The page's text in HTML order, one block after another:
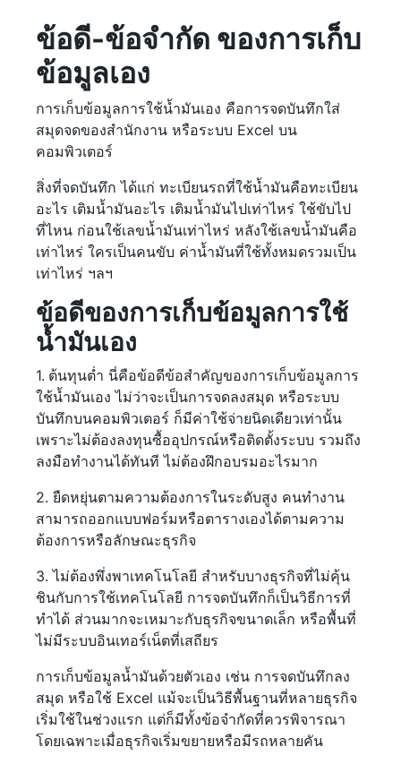
ข้อดี-ข้อจำกัด ของการเก็บ
ข้อมูลเอง
การเก็บข้อมูลการใช้น้ำมันเอง คือการจดบันทึกใส่
สมุดจดของสำนักงาน หรือระบบ Excel บน
คอมพิวเตอร์
สิ่งที่จดบันทึก ได้แก่ ทะเบียนรถที่ใช้น้ำมันคือทะเบียน
อะไร เติมน้ำมันอะไร เติมน้ำมันไปเท่าไหร่ ใช้ขับไป
ที่ไหน ก่อนใช้เลขน้ำมันเท่าไหร่ หลังใช้เลขน้ำมันคือ
เท่าไหร่ ใครเป็นคนขับ ค่าน้ำมันที่ใช้ทั้งหมดรวมเป็น
เท่าไหร่ ฯลฯ
ข้อดีของการเก็บข้อมูลการใช้
น้ำมันเอง
1. ต้นทุนต่ำ นี่คือข้อดีข้อสำคัญของการเก็บข้อมูลการ
ใช้น้ำมันเอง ไม่ว่าจะเป็นการจดลงสมุด หรือระบบ
บันทึกบนคอมพิวเตอร์ ก็มีค่าใช้จ่ายนิดเดียวเท่านั้น
เพราะไม่ต้องลงทุนซื้ออุปกรณ์หรือติดตั้งระบบ รวมถึง
ลงมือทำงานได้ทันที ไม่ต้องฝึกอบรมอะไรมาก
2. ยืดหยุ่นตามความต้องการในระดับสูง คนทำงาน
สามารถออกแบบฟอร์มหรือตารางเองได้ตามความ
ต้องการหรือลักษณะธุรกิจ
3. ไม่ต้องพึ่งพาเทคโนโลยี สำหรับบางธุรกิจที่ไม่คุ้น
ชินกับการใช้เทคโนโลยี การจดบันทึกก็เป็นวิธีการที่
ทำได้ ส่วนมากจะเหมาะกับธุรกิจขนาดเล็ก หรือพื้นที่
ไม่มีระบบอินเทอร์เน็ตที่เสถียร
การเก็บข้อมูลน้ำมันด้วยตัวเอง เช่น การจดบันทึกลง
สมุด หรือใช้ Excel แม้จะเป็นวิธีพื้นฐานที่หลายธุรกิจ
เริ่มใช้ในช่วงแรก แต่ก็มีทั้งข้อจำกัดที่ควรพิจารณา
โดยเฉพาะเมื่อธุรกิจเริ่มขยายหรือมีรถหลายคัน